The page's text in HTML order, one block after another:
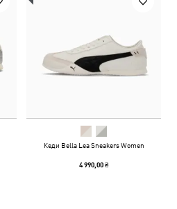
Кеди Bella Lea Sneakers Women
4 990,00 ₴